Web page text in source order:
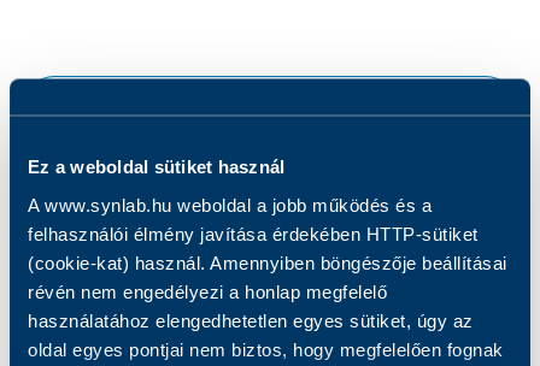
Ez a weboldal sütiket használ
A www.synlab.hu weboldal a jobb működés és a
felhasználói élmény javítása érdekében HTTP-sütiket
(cookie-kat) használ. Amennyiben böngészője beállításai
révén nem engedélyezi a honlap megfelelő
használatához elengedhetetlen egyes sütiket, úgy az
oldal egyes pontjai nem biztos, hogy megfelelően fognak
Eredmények
A vizsgálatról